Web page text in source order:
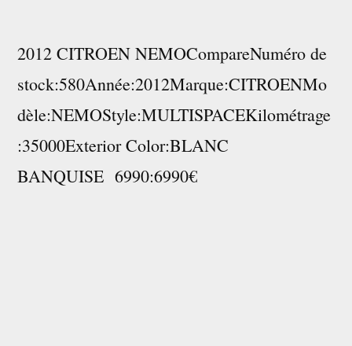
2012 CITROEN NEMOCompareNuméro de
stock:580Année:2012Marque:CITROENMo
dèle:NEMOStyle:MULTISPACEKilométrage
:35000Exterior Color:BLANC
BANQUISE 6990:6990€